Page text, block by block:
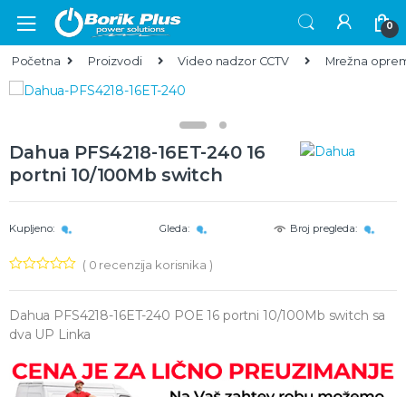
Skip to navigation
Skip to content
0
Početna Proizvodi Video nadzor CCTV Mrežna
Dahua PFS4218-16ET-240 16
portni 10/100Mb switch
Kupljeno: Gleda: Broj pregleda:
( 0 recenzija korisnika )
Dahua PFS4218-16ET-240 POE 16 portni 10/100Mb switch sa
dva UP Linka